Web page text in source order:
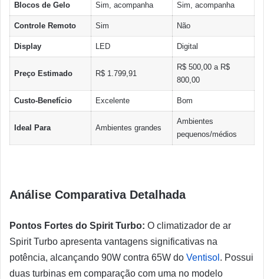
Blocos de Gelo Sim, acompanha Sim, acompanha
Controle Remoto Sim Não
Display LED Digital
Preço Estimado R$ 1.799,91
R$ 500,00 a R$
800,00
Custo-Benefício Excelente Bom
Ideal Para Ambientes grandes
Ambientes
pequenos/médios
Análise Comparativa Detalhada
Pontos Fortes do Spirit Turbo: O climatizador de ar
Spirit Turbo apresenta vantagens significativas na
potência, alcançando 90W contra 65W do Ventisol . Possui
duas turbinas em comparação com uma no modelo